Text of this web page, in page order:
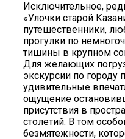
Исключительное,
«Улочки старой
путешественники,
прогулки по
тишины в крупном
Для желающих
экскурсии по городу
удивительные
ощущение
присутствия в
столетий. В том
безмятежности,